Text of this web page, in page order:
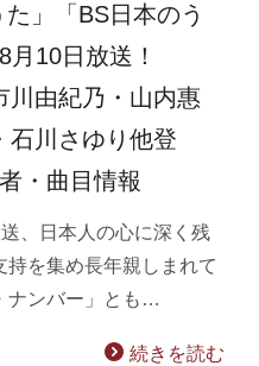
」「BS日本のう
月10日放送！
川由紀乃・山内惠
石川さゆり他登
・曲目情報
、日本人の心に深く残
持を集め長年親しまれて
ナンバー」とも…
続きを読む